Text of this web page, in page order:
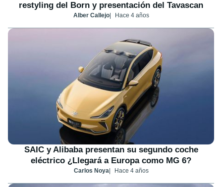
restyling del Born y presentación del Tavascan
Alber Callejo Hace 4 años
SAIC y Alibaba presentan su segundo coche
eléctrico ¿Llegará a Europa como MG 6?
Carlos Noya Hace 4 años